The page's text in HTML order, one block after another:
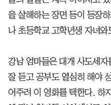
을 살해하는 장면 등이 등장
나 초등학교 고학년생 자녀
강남 엄마들은 대개 사도세
잘 듣고 공부도 열심히 해야
어주려 이 영화를 택한다. 하